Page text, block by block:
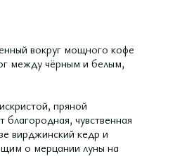
вокруг мощного кофе
между чёрным и белым,
пряной
чувственная
вирджинский кедр и
о мерцании луны на